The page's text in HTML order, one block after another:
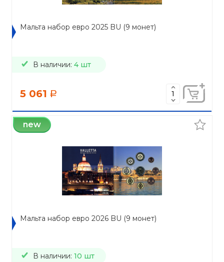
Мальта набор евро 2025 BU (9 монет)
В наличии: 4 шт
5 061 a
new
Мальта набор евро 2026 BU (9 монет)
В наличии: 10 шт